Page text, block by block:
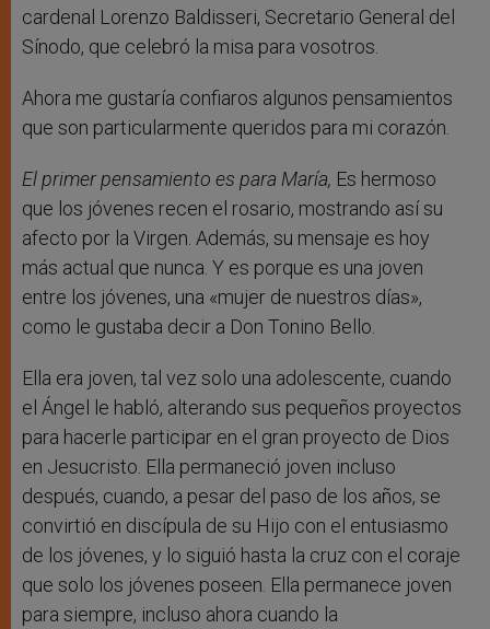
cardenal Lorenzo Baldisseri, Secretario General del
Sínodo, que celebró la misa para vosotros.
Ahora me gustaría confiaros algunos pensamientos
que son particularmente queridos para mi corazón.
El primer pensamiento es para María, Es hermoso
que los jóvenes recen el rosario, mostrando así su
afecto por la Virgen. Además, su mensaje es hoy
más actual que nunca. Y es porque es una joven
entre los jóvenes, una «mujer de nuestros días»,
como le gustaba decir a Don Tonino Bello.
Ella era joven, tal vez solo una adolescente, cuando
el Ángel le habló, alterando sus pequeños proyectos
para hacerle participar en el gran proyecto de Dios
en Jesucristo. Ella permaneció joven incluso
después, cuando, a pesar del paso de los años, se
convirtió en discípula de su Hijo con el entusiasmo
de los jóvenes, y lo siguió hasta la cruz con el coraje
que solo los jóvenes poseen. Ella permanece joven
para siempre, incluso ahora cuando la